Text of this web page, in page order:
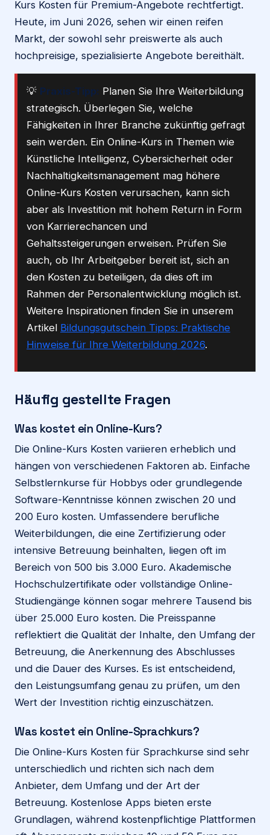
Kurs Kosten für Premium-Angebote rechtfertigt.
Heute, im Juni 2026, sehen wir einen reifen
Markt, der sowohl sehr preiswerte als auch
hochpreisige, spezialisierte Angebote bereithält.
💡 Praxis-Tipp: Planen Sie Ihre Weiterbildung
strategisch. Überlegen Sie, welche
Fähigkeiten in Ihrer Branche zukünftig gefragt
sein werden. Ein Online-Kurs in Themen wie
Künstliche Intelligenz, Cybersicherheit oder
Nachhaltigkeitsmanagement mag höhere
Online-Kurs Kosten verursachen, kann sich
aber als Investition mit hohem Return in Form
von Karrierechancen und
Gehaltssteigerungen erweisen. Prüfen Sie
auch, ob Ihr Arbeitgeber bereit ist, sich an
den Kosten zu beteiligen, da dies oft im
Rahmen der Personalentwicklung möglich ist.
Weitere Inspirationen finden Sie in unserem
Artikel Bildungsgutschein Tipps: Praktische
Hinweise für Ihre Weiterbildung 2026.
Häufig gestellte Fragen
Was kostet ein Online-Kurs?
Die Online-Kurs Kosten variieren erheblich und
hängen von verschiedenen Faktoren ab. Einfache
Selbstlernkurse für Hobbys oder grundlegende
Software-Kenntnisse können zwischen 20 und
200 Euro kosten. Umfassendere berufliche
Weiterbildungen, die eine Zertifizierung oder
intensive Betreuung beinhalten, liegen oft im
Bereich von 500 bis 3.000 Euro. Akademische
Hochschulzertifikate oder vollständige Online-
Studiengänge können sogar mehrere Tausend bis
über 25.000 Euro kosten. Die Preisspanne
reflektiert die Qualität der Inhalte, den Umfang der
Betreuung, die Anerkennung des Abschlusses
und die Dauer des Kurses. Es ist entscheidend,
den Leistungsumfang genau zu prüfen, um den
Wert der Investition richtig einzuschätzen.
Was kostet ein Online-Sprachkurs?
Die Online-Kurs Kosten für Sprachkurse sind sehr
unterschiedlich und richten sich nach dem
Anbieter, dem Umfang und der Art der
Betreuung. Kostenlose Apps bieten erste
Grundlagen, während kostenpflichtige Plattformen